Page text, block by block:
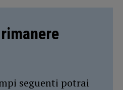
seguenti potrai